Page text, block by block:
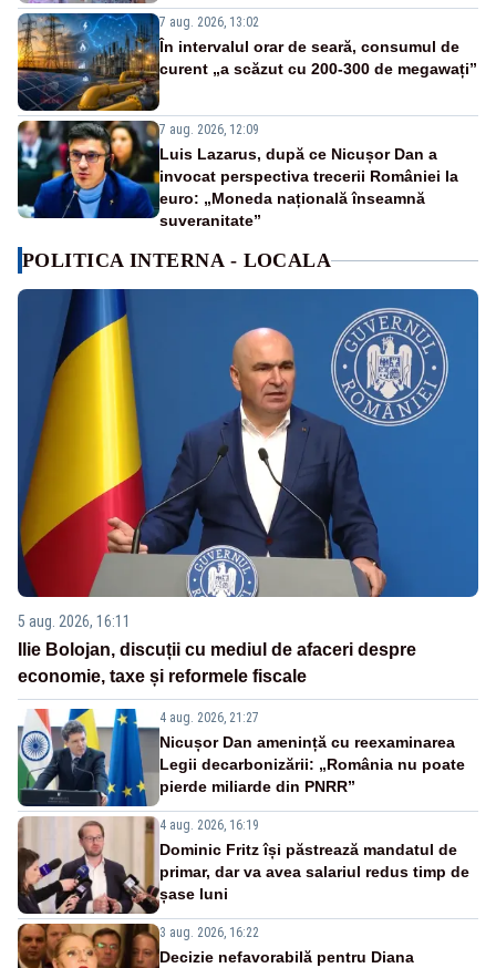
7 aug. 2026, 13:02
În intervalul orar de seară, consumul de
curent „a scăzut cu 200-300 de megawați”
7 aug. 2026, 12:09
Luis Lazarus, după ce Nicușor Dan a
invocat perspectiva trecerii României la
euro: „Moneda națională înseamnă
suveranitate”
POLITICA INTERNA - LOCALA
5 aug. 2026, 16:11
Ilie Bolojan, discuții cu mediul de afaceri despre
economie, taxe și reformele fiscale
4 aug. 2026, 21:27
Nicușor Dan amenință cu reexaminarea
Legii decarbonizării: „România nu poate
pierde miliarde din PNRR”
4 aug. 2026, 16:19
Dominic Fritz își păstrează mandatul de
primar, dar va avea salariul redus timp de
șase luni
3 aug. 2026, 16:22
Decizie nefavorabilă pentru Diana